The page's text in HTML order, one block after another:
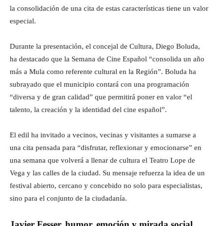
la consolidación de una cita de estas características tiene un valor
especial.
Durante la presentación, el concejal de Cultura, Diego Boluda,
ha destacado que la Semana de Cine Español “consolida un año
más a Mula como referente cultural en la Región”. Boluda ha
subrayado que el municipio contará con una programación
“diversa y de gran calidad” que permitirá poner en valor “el
talento, la creación y la identidad del cine español”.
El edil ha invitado a vecinos, vecinas y visitantes a sumarse a
una cita pensada para “disfrutar, reflexionar y emocionarse” en
una semana que volverá a llenar de cultura el Teatro Lope de
Vega y las calles de la ciudad. Su mensaje refuerza la idea de un
festival abierto, cercano y concebido no solo para especialistas,
sino para el conjunto de la ciudadanía.